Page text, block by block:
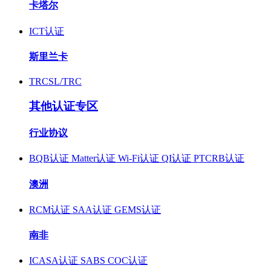
卡塔尔
ICT认证
斯里兰卡
TRCSL/TRC
其他认证专区
行业协议
BQB认证 Matter认证 Wi-Fi认证 QI认证 PTCRB认证
澳洲
RCM认证 SAA认证 GEMS认证
南非
ICASA认证 SABS COC认证